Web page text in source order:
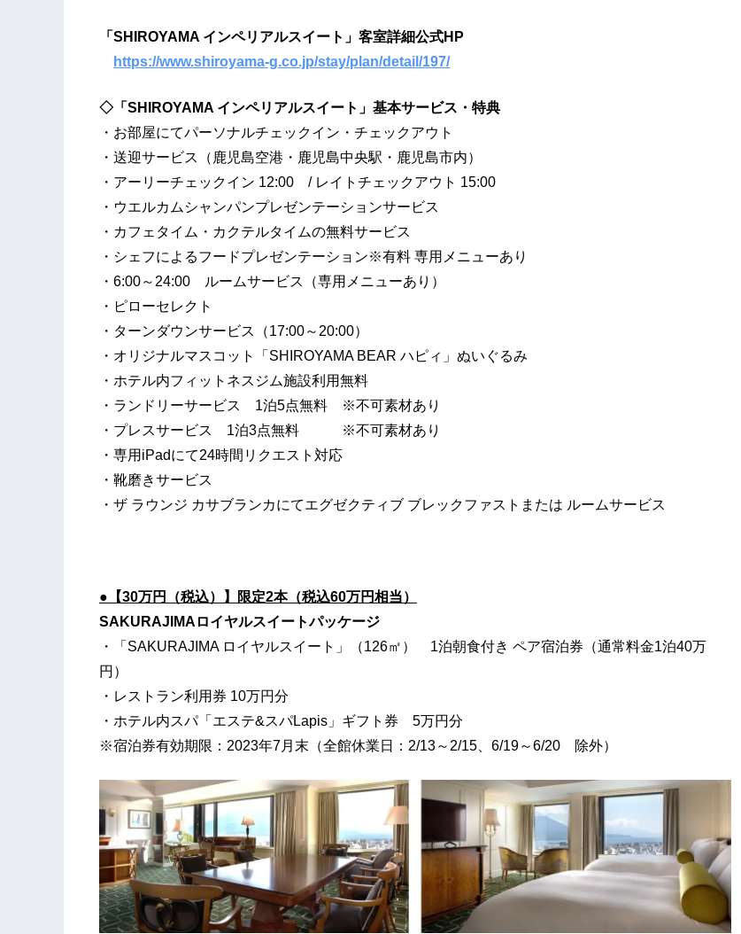
「SHIROYAMA インペリアルスイート」客室詳細公式HP
https://www.shiroyama-g.co.jp/stay/plan/detail/197/
◇ 「SHIROYAMA インペリアルスイート」基本サービス・特典
・お部屋にてパーソナルチェックイン・チェックアウト
・送迎サービス（鹿児島空港・鹿児島中央駅・鹿児島市内）
・アーリーチェックイン 12:00 / レイトチェックアウト 15:00
・ウエルカムシャンパンプレゼンテーションサービス
・カフェタイム・カクテルタイムの無料サービス
・シェフによるフードプレゼンテーション※有料 専用メニューあり
・6:00～24:00 ルームサービス（専用メニューあり）
・ピローセレクト
・ターンダウンサービス（17:00～20:00）
・オリジナルマスコット「SHIROYAMA BEAR ハピィ」ぬいぐるみ
・ホテル内フィットネスジム施設利用無料
・ランドリーサービス 1泊5点無料 ※不可素材あり
・プレスサービス 1泊3点無料 ※不可素材あり
・専用iPadにて24時間リクエスト対応
・靴磨きサービス
・ザ ラウンジ カサブランカにてエグゼクティブ ブレックファストまたは ルームサービス
●【30万円（税込）】限定2本（税込60万円相当）
SAKURAJIMA ロイヤルスイートパッケージ
・「SAKURAJIMA ロイヤルスイート」（126㎡） 1泊朝食付き ペア宿泊券（通常料金1泊40万
円）
・レストラン利用券 10万円分
・ホテル内スパ「エステ&スパLapis」ギフト券 5万円分
※宿泊券有効期限：2023年7月末（全館休業日：2/13～2/15、6/19～6/20 除外）